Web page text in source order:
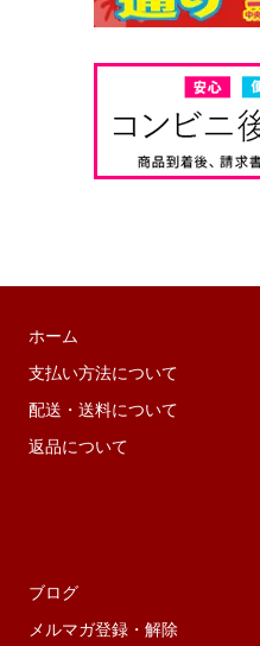
ホーム
支払い方法について
配送・送料について
返品について
ブログ
メルマガ登録・解除